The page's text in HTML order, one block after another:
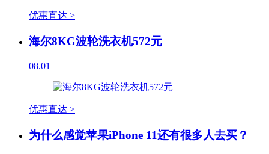
优惠直达 >
海尔8KG波轮洗衣机572元
08.01
优惠直达 >
为什么感觉苹果iPhone 11还有很多人去买？